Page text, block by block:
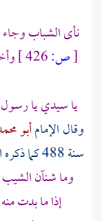
نأى الشباب
[ص:
يا سيدي يا
وقال الإمامأبو
سنة 488 كما ذكره
وما شنآن
إذا ما بدت